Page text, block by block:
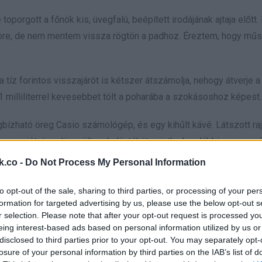
- Do Not Process My Personal Information
opt-out of the sale, sharing to third parties, or processing of your
for targeted advertising by us, please use the below opt-out
selection. Please note that after your opt-out request is processed
interest-based ads based on personal information utilized by us
to third parties prior to your opt-out. You may separately
of your personal information by third parties on the IAB’s list of
a főnök kis, üvegfalú, beépített irodájának ajtaja előtt.
de nem mentem vissza rögtön a padhoz. Éreztem, hogy
tíz forintos visszajárót is kétszer átszámolja, nehogy átverje
milliliterrel kevesebbet tölt a poharába a szokásoshoz képest.
öreg Casio számológép, és egy kihűlt kávé. Látszott
erejét, úgy dörzsölte a halántékát, mintha legalábbis az
de esze ágában sem volt eltenni. Mintha csak egy
a hüvelykujját, és elkezdte pörgetni a húszezreseket.
előre, a homloka egyre jobban ráncolódott, míg végül
vett egy mély, drámai levegőt, és a főnökre meredt: